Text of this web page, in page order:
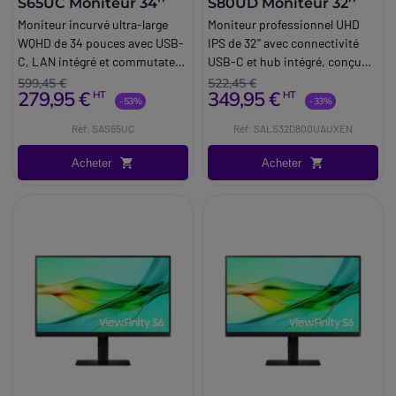
Moniteur incurvé ultra-large
WQHD de 34 pouces avec USB-
C, LAN intégré et commutateur
KVM, idéal pour les postes de
travail d'entreprise et les
599,45 €
279,95 € HT -53%
Réf: SAS65UC
Acheter
Moniteur professionnel UHD
IPS de 32'' avec connectivité
USB-C et hub intégré, conçu
pour les postes de travail
modernes nécessitant
connectivité simplifiée.
522,45 €
349,95 € HT -33%
Réf: SALS32D800UAUXEN
Acheter